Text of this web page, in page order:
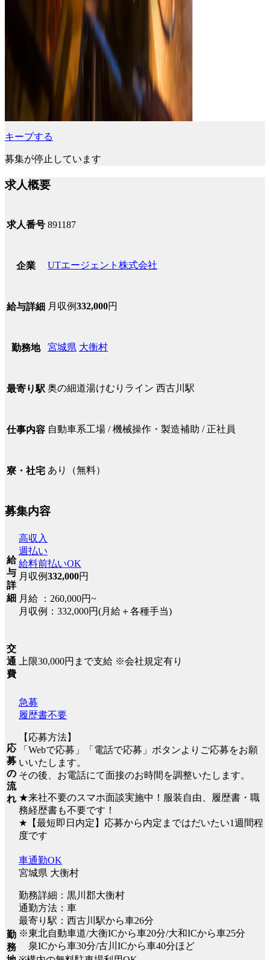
キープする
募集が停止しています
求人概要
求人番号 891187
企業 UTエージェント株式会社
給与詳細 月収例332,000円
勤務地 宮城県 大衡村
最寄り駅 奥の細道湯けむりライン 西古川駅
仕事内容 自動車系工場 / 機械操作・製造補助 / 正社員
寮・社宅 あり（無料）
募集内容
給
与
詳
細
高収入
週払い
給料前払いOK
月収例332,000円
月給 ：260,000円~
月収例：332,000円(月給＋各種手当)
交
通
費
上限30,000円まで支給 ※会社規定有り
応
募
の
流
れ
急募
履歴書不要
【応募方法】
「Webで応募」「電話で応募」ボタンよりご応募をお願
いいたします。
その後、お電話にて面接のお時間を調整いたします。
★来社不要のスマホ面談実施中！服装自由、履歴書・職
務経歴書も不要です！
★【最短即日内定】応募から内定まではだいたい1週間程
度です
勤
務
車通勤OK
宮城県 大衡村
勤務詳細：黒川郡大衡村
通勤方法：車
最寄り駅：西古川駅から車26分
※東北自動車道/大衡ICから車20分/大和ICから車25分
泉ICから車30分/古川ICから車40分ほど